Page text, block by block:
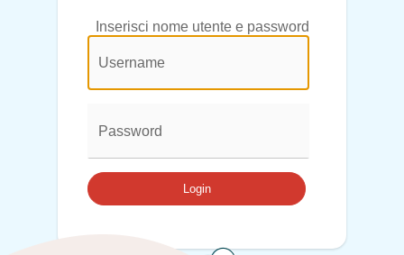
Inserisci nome utente e password
@login.legend@
User
Name: